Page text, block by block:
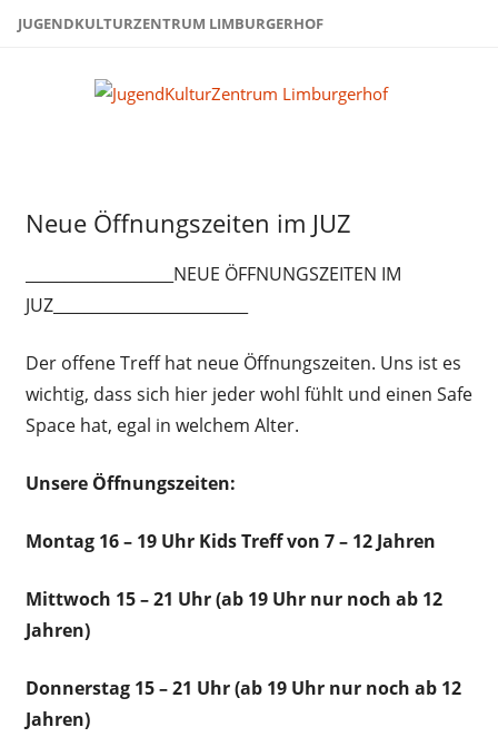
ZumJUGENDKULTURZENTRUM LIMBURGERHOF
Neue Öffnungszeiten im JUZ
___________________NEUE ÖFFNUNGSZEITEN IM
JUZ_________________________
Der offene Treff hat neue Öffnungszeiten. Uns ist es
wichtig, dass sich hier jeder wohl fühlt und einen Safe
Space hat, egal in welchem Alter.
Unsere Öffnungszeiten:
Montag 16 – 19 Uhr Kids Treff von 7 – 12 Jahren
Mittwoch 15 – 21 Uhr (ab 19 Uhr nur noch ab 12
Jahren)
Donnerstag 15 – 21 Uhr (ab 19 Uhr nur noch ab 12
Jahren)